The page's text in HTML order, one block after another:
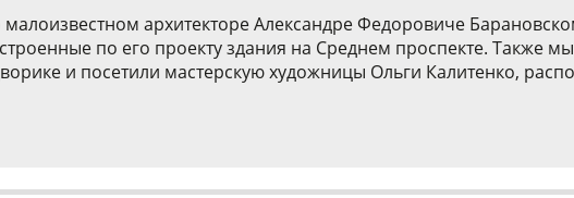
архитекторе Александре Федоровиче
по его проекту здания на Среднем проспекте. Также
и посетили мастерскую художницы Ольги Калитенко,